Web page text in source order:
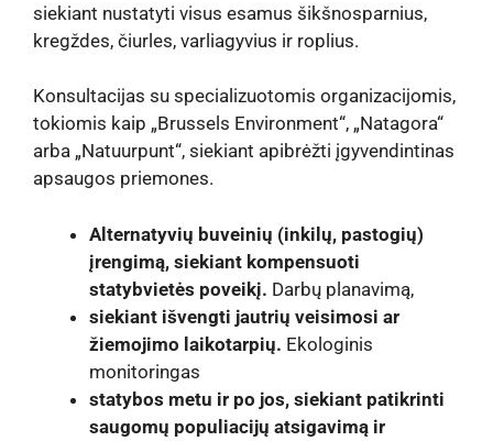
siekiant nustatyti visus esamus šikšnosparnius,
kregždes, čiurles, varliagyvius ir roplius.
Konsultacijas su specializuotomis organizacijomis,
tokiomis kaip „Brussels Environment“, „Natagora“
arba „Natuurpunt“, siekiant apibrėžti įgyvendintinas
apsaugos priemones.
Alternatyvių buveinių (inkilų, pastogių)
įrengimą, siekiant kompensuoti
statybvietės poveikį. Darbų planavimą,
siekiant išvengti jautrių veisimosi ar
žiemojimo laikotarpių. Ekologinis
monitoringas
statybos metu ir po jos, siekiant patikrinti
saugomų populiacijų atsigavimą ir